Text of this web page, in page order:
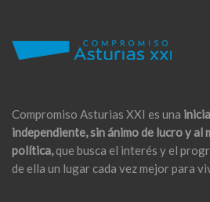
Compromiso Asturias XXI es una
independiente, sin ánimo de lucro y al
política,que busca el interés y el
de ella un lugar cada vez mejor para